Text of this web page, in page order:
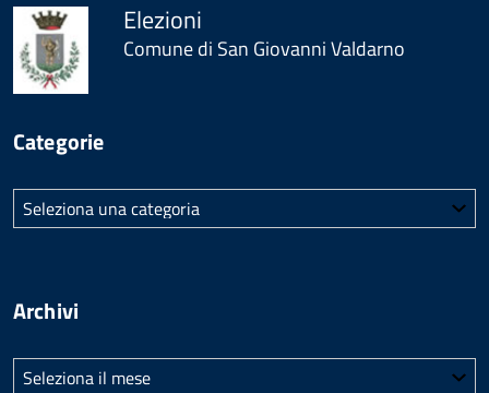
Elezioni
Comune di San Giovanni Valdarno
Categorie
Categorie
Archivi
Archivi